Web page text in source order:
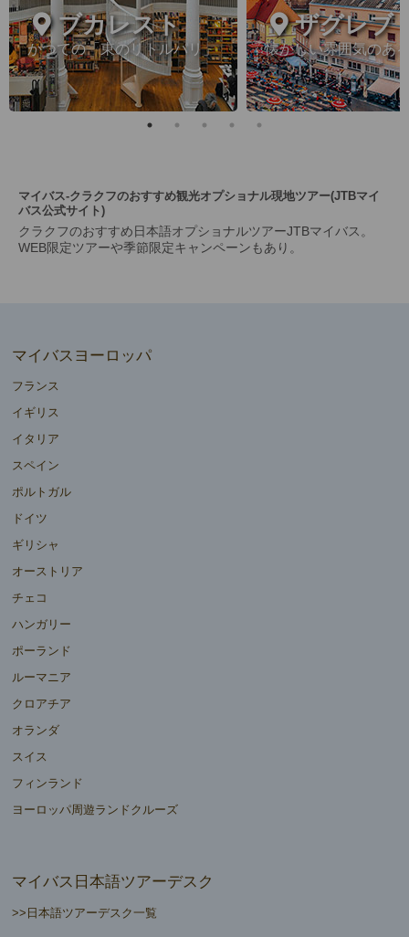
ブカレスト
かつての「東のリトルパリ」
ザグレブ
懐かしい雰囲気のあ
マイバス-クラクフのおすすめ観光オプショナル現地ツアー(JTBマイ
バス公式サイト)
クラクフのおすすめ日本語オプショナルツアーJTBマイバス。
WEB限定ツアーや季節限定キャンペーンもあり。
マイバスヨーロッパ
フランス
イギリス
イタリア
スペイン
ポルトガル
ドイツ
ギリシャ
オーストリア
チェコ
ハンガリー
ポーランド
ルーマニア
クロアチア
オランダ
スイス
フィンランド
ヨーロッパ周遊ランドクルーズ
マイバス日本語ツアーデスク
>>日本語ツアーデスク一覧